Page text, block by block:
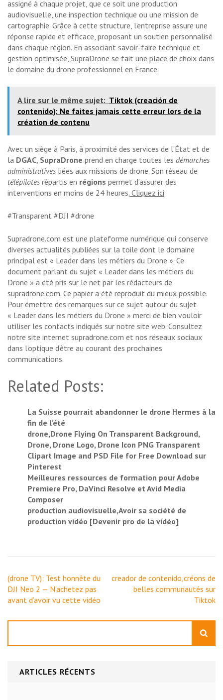
assigné à chaque projet, que ce soit une production
audiovisuelle, une inspection technique ou une mission de
cartographie. Grâce à cette structure, l’entreprise assure une
réponse rapide et efficace, proposant un soutien personnalisé
dans chaque région. En associant savoir-faire technique et
gestion optimisée, SupraDrone se fait une place de choix dans
le domaine du drone professionnel en France.
A lire sur le même sujet: Tiktok (creación de
contenido): Ne faites jamais cette erreur lors de la
création de contenu
Avec un siège à Paris, à proximité des services de l’État et de
la DGAC, SupraDrone prend en charge toutes les démarches
administratives liées aux missions de drone. Son réseau de
télépilotes répartis en régions permet d’assurer des
interventions en moins de 24 heures. Cliquez ici
#Transparent #DJI #drone
Supradrone.com est une plateforme numérique qui conserve
diverses actualités publiées sur la toile dont le domaine
principal est « Leader dans les métiers du Drone ». Ce
document parlant du sujet « Leader dans les métiers du
Drone » a été pris sur le net par les rédacteurs de
supradrone.com. Ce papier a été reproduit du mieux possible.
Pour émettre des remarques sur ce sujet autour du sujet
« Leader dans les métiers du Drone » merci de bien vouloir
utiliser les contacts indiqués sur notre site web. Consultez
notre site internet supradrone.com et nos réseaux sociaux
dans l’optique d’être au courant des prochaines
communications.
Related Posts:
La Suisse pourrait abandonner le drone Hermes à la
fin de l’été
drone,Drone Flying On Transparent Background,
Drone, Drone Logo, Drone Icon PNG Transparent
Clipart Image and PSD File for Free Download sur
Pinterest
Meilleures ressources de formation pour Adobe
Premiere Pro, DaVinci Resolve et Avid Media
Composer
production audiovisuelle,Avoir sa société de
production vidéo [Devenir pro de la vidéo]
Navigation
de
l’article
(drone TV): Test honnête du
DJI Neo 2 — N’achetez pas
avant d’avoir vu cette vidéo
creador de contenido,créons de
belles communautés sur
Tiktok
ARTICLES RÉCENTS